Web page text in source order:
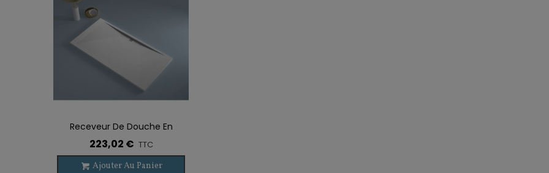
Ajouter À La Liste De Souhaits
Receveur De Douche En
Résine VALENCIA Sur-Mesure
223,02 € TTC
Ajouter Au Panier